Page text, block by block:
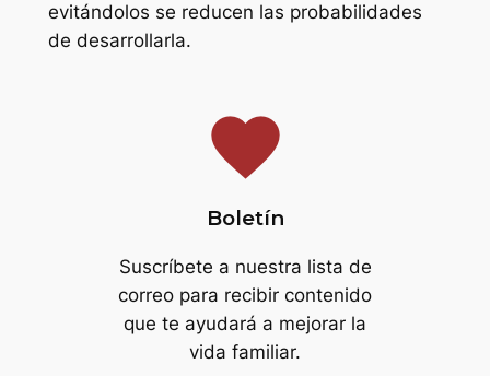
evitándolos se reducen las probabilidades
de desarrollarla.
favorite
Boletín
Suscríbete a nuestra lista de
correo para recibir contenido
que te ayudará a mejorar la
vida familiar.